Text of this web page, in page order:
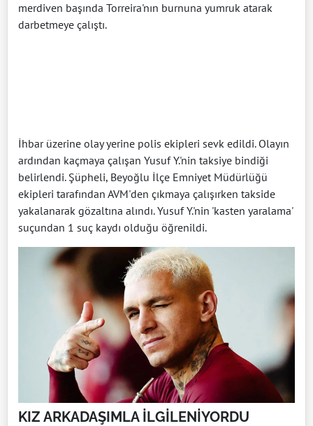
merdiven başında Torreira'nın burnuna yumruk atarak
darbetmeye çalıştı.
İhbar üzerine olay yerine polis ekipleri sevk edildi. Olayın
ardından kaçmaya çalışan Yusuf Y.'nin taksiye bindiği
belirlendi. Şüpheli, Beyoğlu İlçe Emniyet Müdürlüğü
ekipleri tarafından AVM'den çıkmaya çalışırken takside
yakalanarak gözaltına alındı. Yusuf Y.'nin 'kasten yaralama'
suçundan 1 suç kaydı olduğu öğrenildi.
KIZ ARKADAŞIMLA İLGİLENİYORDU